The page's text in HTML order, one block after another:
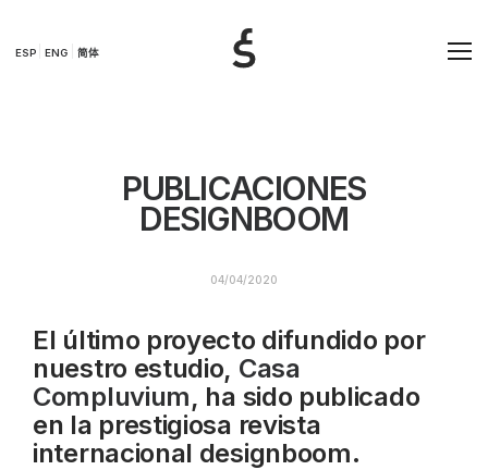
ESP ENG 简体
PUBLICACIONES
DESIGNBOOM
04/04/2020
El último proyecto difundido por
nuestro estudio, Casa
Compluvium, ha sido publicado
en la prestigiosa revista
internacional designboom.